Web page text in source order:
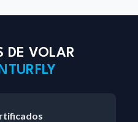
DE VOLAR